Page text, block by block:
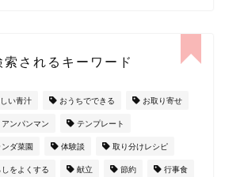
索されるキーワード
い青汁 おうちでできる お取り寄せ
アンパンマン テンプレート
ダ菜園 体験談 取り分けレシピ
しをよくする 献立 節約 行事食